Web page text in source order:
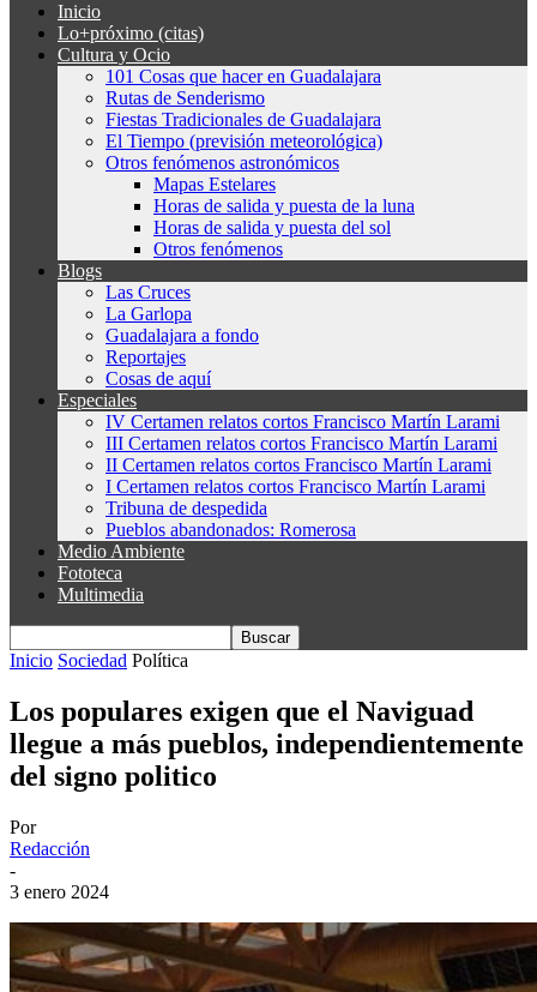
Inicio
Lo+próximo (citas)
Cultura y Ocio
101 Cosas que hacer en Guadalajara
Rutas de Senderismo
Fiestas Tradicionales de Guadalajara
El Tiempo (previsión meteorológica)
Otros fenómenos astronómicos
Mapas Estelares
Horas de salida y puesta de la luna
Horas de salida y puesta del sol
Otros fenómenos
Blogs
Las Cruces
La Garlopa
Guadalajara a fondo
Reportajes
Cosas de aquí
Especiales
IV Certamen relatos cortos Francisco Martín Larami
III Certamen relatos cortos Francisco Martín Larami
II Certamen relatos cortos Francisco Martín Larami
I Certamen relatos cortos Francisco Martín Larami
Tribuna de despedida
Pueblos abandonados: Romerosa
Medio Ambiente
Fototeca
Multimedia
Inicio Sociedad Política
Los populares exigen que el Naviguad
llegue a más pueblos, independientemente
del signo politico
Por
Redacción
-
3 enero 2024